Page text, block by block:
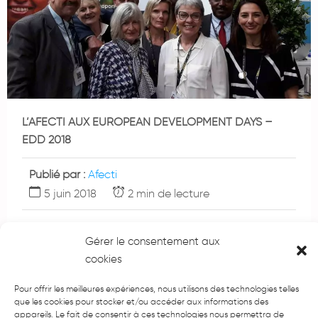
Gérer le consentement aux
cookies
Pour offrir les meilleures expériences, nous utilisons des technologies telles
que les cookies pour stocker et/ou accéder aux informations des
appareils. Le fait de consentir à ces technologies nous permettra de
L’AFECTI AUX EUROPEAN DEVELOPMENT DAYS –
EDD 2018
Publié par : Afecti
5 juin 2018
2 min de lecture
l’AFECTI (International), dont cinq administrateurs et
administratrices de
Lire l’article complet